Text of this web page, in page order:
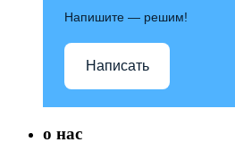
Напишите — решим!
Написать
о нас